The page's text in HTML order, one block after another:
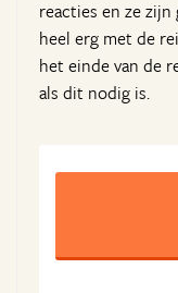
reacties en ze
heel erg met de
het einde van de
als dit nodig is.